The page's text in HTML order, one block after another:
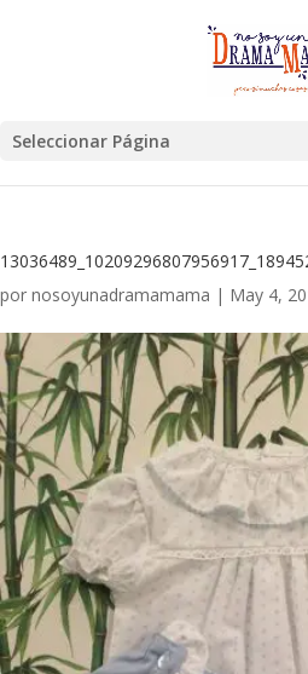
Seleccionar Página
por nosoyunadramamama | May 4,